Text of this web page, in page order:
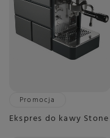
Promocja
Ekspres do kawy